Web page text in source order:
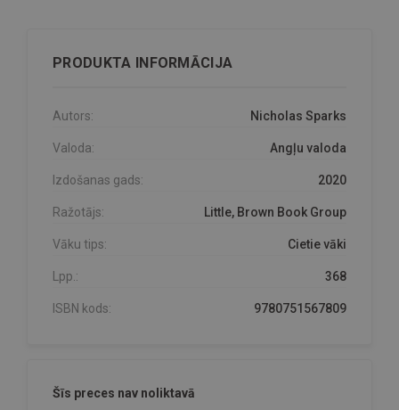
PRODUKTA INFORMĀCIJA
Autors: Nicholas Sparks
Valoda: Angļu valoda
Izdošanas gads: 2020
Ražotājs: Little, Brown Book Group
Vāku tips: Cietie vāki
Lpp.: 368
ISBN kods: 9780751567809
Šīs preces nav noliktavā